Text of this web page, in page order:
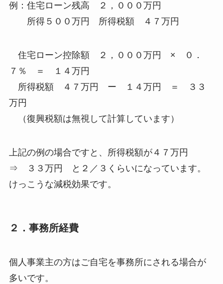
例：住宅ローン残高 ２，０００万円
所得５００万円 所得税額 ４７万円
住宅ローン控除額 ２，０００万円 × ０．
７％ ＝ １４万円
所得税額 ４７万円 ー １４万円 ＝ ３３
万円
（復興税額は無視して計算しています）
上記の例の場合ですと、所得税額が４７万円
⇒ ３３万円 と２／３くらいになっています。
けっこうな減税効果です。
２．事務所経費
個人事業主の方はご自宅を事務所にされる場合が
多いです。